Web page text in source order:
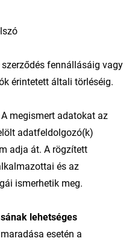
szerződés fennállásáig vagy
érintetett általi törléséig.
A megismert adatokat az
adatfeldolgozó(k)
adja át. A rögzített
és az
ismerhetik meg.
lehetséges
esetén a